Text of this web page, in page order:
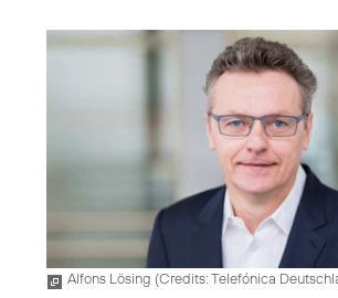
Alfons Lösing (Credits: Telefónica